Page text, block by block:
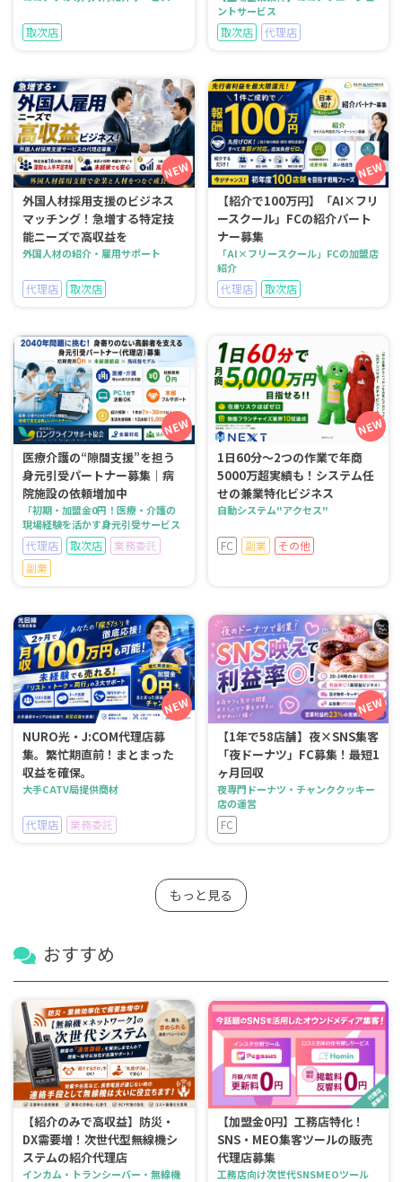
取次店
ントサービス
取次店 代理店
外国人材採用支援のビジネス
マッチング！急増する特定技
能ニーズで高収益を
外国人材の紹介・雇用サポート
代理店 取次店
【紹介で100万円】「AI×フリ
ースクール」FCの紹介パート
ナー募集
「AI×フリースクール」FCの加盟店
紹介
代理店 取次店
医療介護の“隙間支援”を担う
身元引受パートナー募集｜病
院施設の依頼増加中
「初期・加盟金0円！医療・介護の
現場経験を活かす身元引受サービス
代理店 取次店
業務委託
副業
1日60分～2つの作業で年商
5000万超実績も！システム任
せの兼業特化ビジネス
自動システム"アクセス"
FC 副業 その他
NURO光・J:COM代理店募
集。繁忙期直前！まとまった
収益を確保。
大手CATV局提供商材
代理店 業務委託
【1年で58店舗】夜×SNS集客
「夜ドーナツ」FC募集！最短1
ヶ月回収
夜専門ドーナツ・チャンククッキー
店の運営
FC
もっと見る
おすすめ
【紹介のみで高収益】防災・
DX需要増！次世代型無線機シ
ステムの紹介代理店
インカム・トランシーバー・無線機
【加盟金0円】工務店特化！
SNS・MEO集客ツールの販売
代理店募集
工務店向け次世代SNSMEOツール